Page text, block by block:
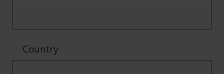
Country